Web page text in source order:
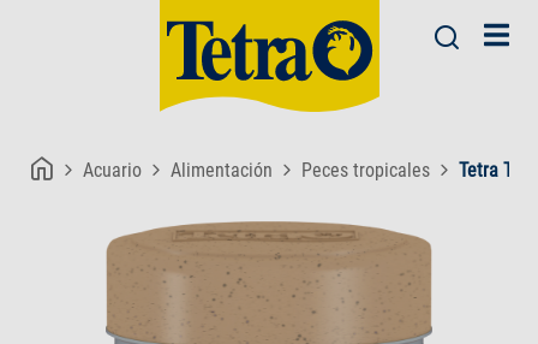
Acuario Alimentación Peces tropicales Tetra